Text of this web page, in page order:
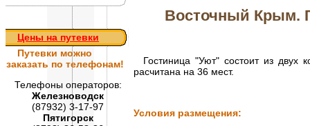
Цены на путевки
Путевки можно
заказать по телефонам!
Телефоны операторов:
Железноводск
(87932) 3-17-97
Пятигорск
Восточный Крым.
Гостиница "Уют" состоит из двух
расчитана на 36 мест.
Условия размещения: